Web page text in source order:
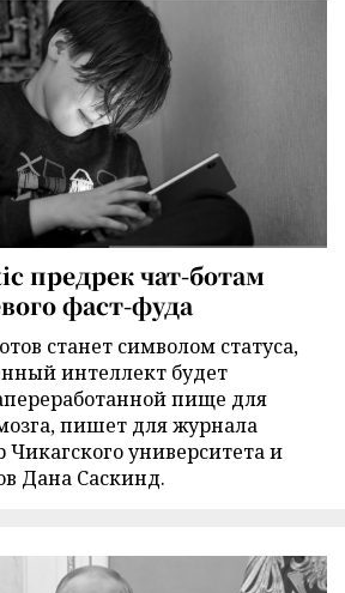
предрек чат-ботам
фаст-фуда
станет символом статуса,
интеллект будет
пище для
пишет для журнала
университета и
Дана Саскинд.